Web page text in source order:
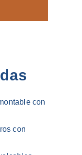
con
con